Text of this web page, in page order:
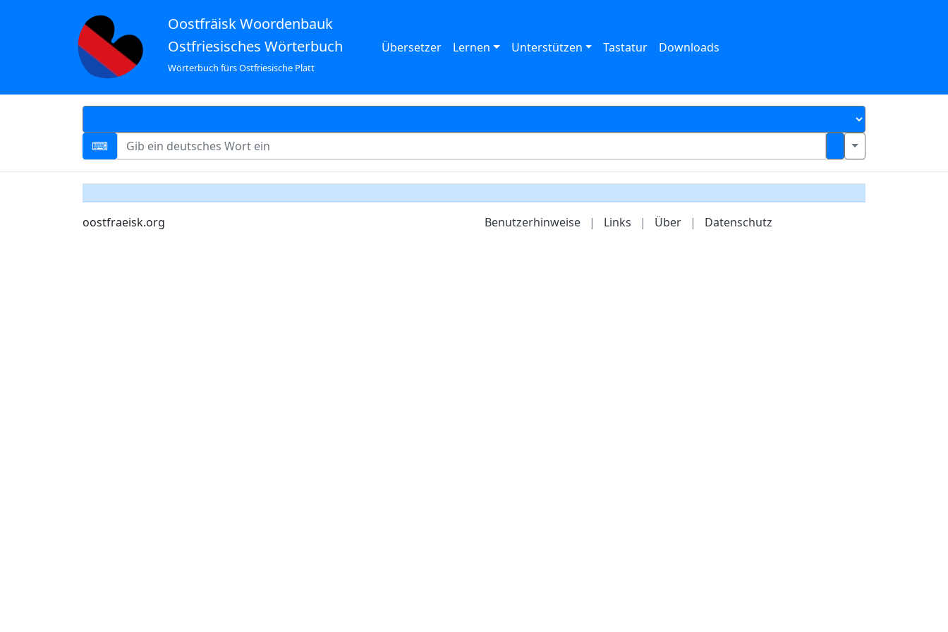
Oostfräisk Woordenbauk
Ostfriesisches Wörterbuch
Wörterbuch fürs Ostfriesische Platt
Übersetzer Lernen Unterstützen Tastatur Downloads
oostfraeisk.org Benutzerhinweise | Links | Über | Datenschutz